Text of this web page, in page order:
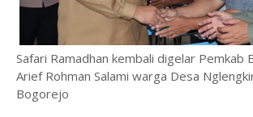
Safari Ramadhan kembali digelar Pemkab
Arief Rohman Salami warga Desa
Bogorejo